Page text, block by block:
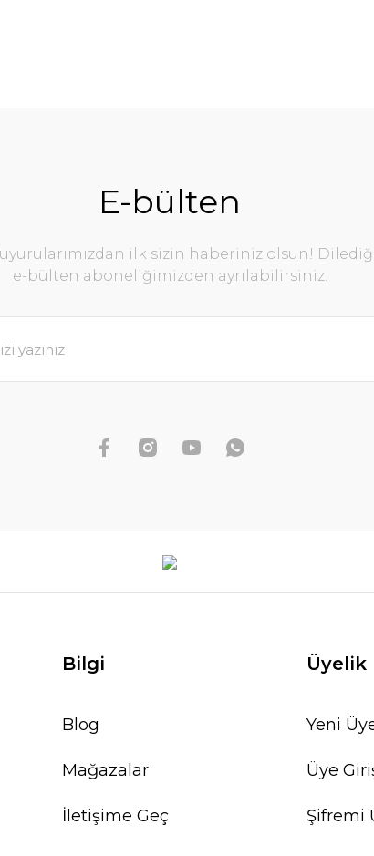
E-bülten
ilk sizin haberiniz olsun!
e-bülten aboneliğimizden ayrılabilirsiniz.
Bilgi
Blog
Mağazalar
İletişime Geç
Üyelik
Yeni
Üye
Şifremi